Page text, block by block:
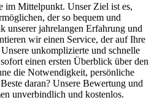
im Mittelpunkt. Unser Ziel ist es,
der so bequem und
unserer jahrelangen Erfahrung und
wir einen Service, der auf Ihre
unkomplizierte und schnelle
einen ersten Überblick über den
die Notwendigkeit, persönliche
daran? Unsere Bewertung und
unverbindlich und kostenlos.